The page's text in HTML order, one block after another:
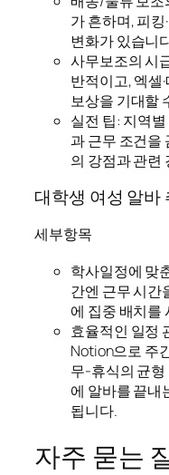
가 흔하며, 피킹
변화가 있습니
사무보조의 시
반적이고, 엑셀
보상을 기대할
실전 팁: 지역
과 근무 조건을
의 강점과 관련
대학생 여성 알바
세부항목
학사일정에 맞
간엔 근무 시간
에 집중 배치를
효율적인 일정
Notion으로 주
무-휴식의 균
에 알바를 끝내
됩니다.
자주 묻는